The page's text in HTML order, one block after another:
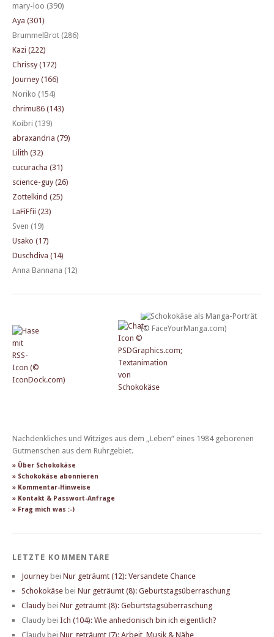
mary-loo (390)
Aya (301)
BrummelBrot (286)
Kazi (222)
Chrissy (172)
Journey (166)
Noriko (154)
chrimu86 (143)
Koibri (139)
abraxandria (79)
Lilith (32)
cucuracha (31)
science-guy (26)
Zottelkind (25)
LaFiFfii (23)
Sven (19)
Usako (17)
Duschdiva (14)
Anna Bannana (12)
Nachdenkliches und Witziges aus dem „Leben“ eines 1984 geborenen
Gutmenschen aus dem Ruhrgebiet.
» Über Schokokäse
» Schokokäse abonnieren
» Kommentar-Hinweise
» Kontakt & Passwort-Anfrage
» Frag mich was :-)
LETZTE KOMMENTARE
Journey bei Nur geträumt (12): Versandete Chance
Schokokäse bei Nur geträumt (8): Geburtstagsüberraschung
Claudy bei Nur geträumt (8): Geburtstagsüberraschung
Claudy bei Ich (104): Wie anhedonisch bin ich eigentlich?
Claudy bei Nur geträumt (7): Arbeit, Musik & Nähe